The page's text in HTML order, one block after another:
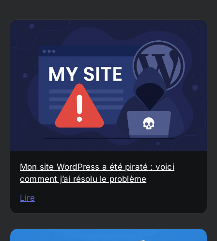
Mon site WordPress a été piraté : voici
comment j’ai résolu le problème
Lire